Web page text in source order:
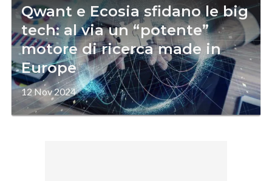
Qwant e Ecosia sfidano le big
tech: al via un “potente”
motore di ricerca made in
Europe
12 Nov 2024